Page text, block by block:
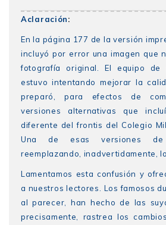
Aclaración:
En la página 177 de la versión
incluyó por error una imagen que
fotografía original. El equipo de
estuvo intentando mejorar la
preparó, para efectos de
versiones alternativas que
diferente del frontis del Colegio
Una de esas versiones de
reemplazando, inadvertidamente,
Lamentamos esta confusión y
a nuestros lectores. Los famosos
al parecer, han hecho de las
precisamente, rastrea los